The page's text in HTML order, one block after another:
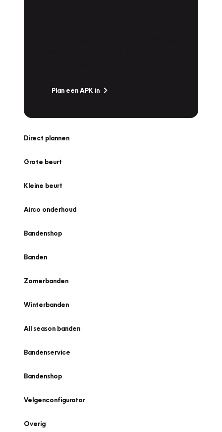
Plan een APK in
Direct plannen
Grote beurt
Kleine beurt
Airco onderhoud
Bandenshop
Banden
Zomerbanden
Winterbanden
All season banden
Bandenservice
Bandenshop
Velgenconfigurator
Overig